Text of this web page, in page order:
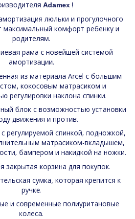
Adamex !
люльки и прогулочного
максимальный комфорт ребенку и
родителям.
рама с новейшей системой
амортизации.
из материала Arcel с большим
кокосовым матрасиком и
регулировки наклона спинки.
блок с возможностью установки
движения и против.
регулируемой спинкой, подножкой,
матрасиком-вкладышем,
бампером и накидкой на ножки.
закрытая корзина для покупок.
сумка, которая крепится к
ручке.
и современные полиуритановые
колеса.